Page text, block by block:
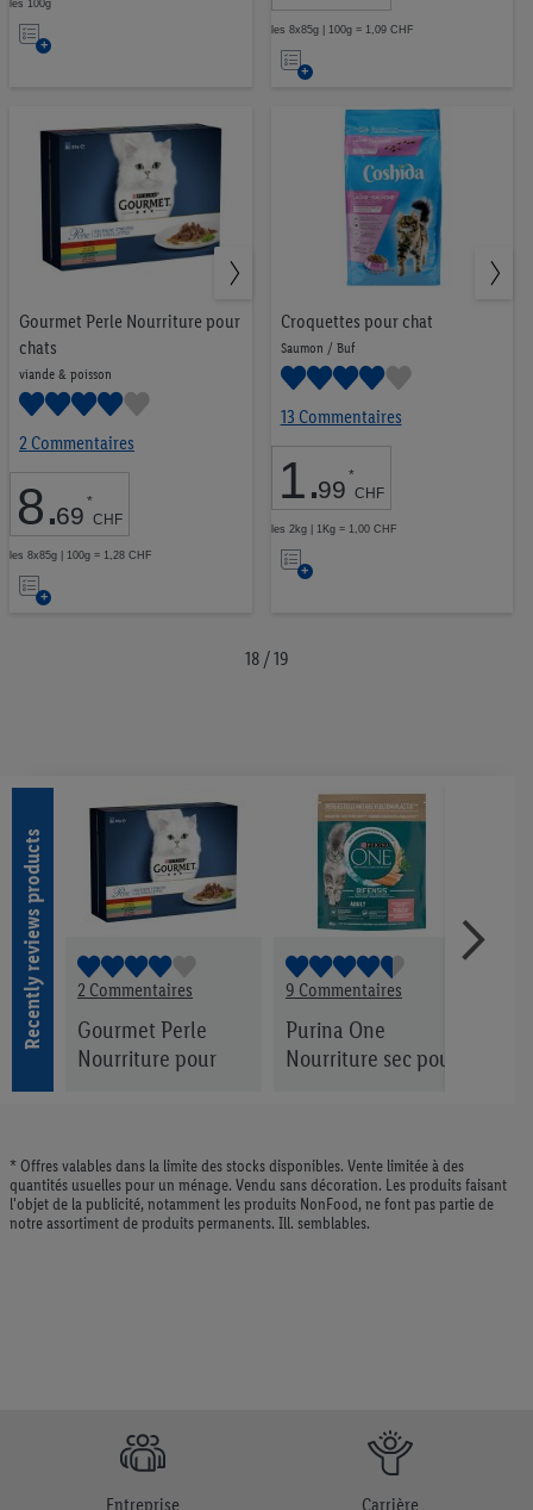
les 100g
Ajouter
liste
d’envies
les 8x85g | 100g = 1,09 CHF
Ajouter
d’envies
Gourmet Perle Nourriture pour
chats
viande & poisson
2 Commentaires
8.69 *
CHF
les 8x85g | 100g = 1,28 CHF
Ajouter
Croquettes pour chat
Saumon / Buf
13 Commentaires
1.99 *
CHF
les 2kg | 1Kg = 1,00 CHF
Ajouter
18 / 19
Recently reviews products 2 Commentaires
Gourmet Perle
Nourriture pour
9 Commentaires
Purina One
Nourriture sec pour
* Offres valables dans la limite des stocks disponibles. Vente limitée à des
quantités usuelles pour un ménage. Vendu sans décoration. Les produits faisant
l'objet de la publicité, notamment les produits NonFood, ne font pas partie de
notre assortiment de produits permanents. Ill. semblables.
Entreprise Carrière